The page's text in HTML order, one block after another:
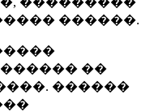
������.
��
������